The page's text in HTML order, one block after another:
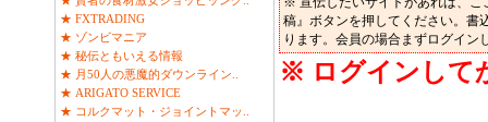
★ FXTRADING
★ ゾンビマニア
★ 秘伝ともいえる情報
★ 月50人の悪魔的ダウンライン..
★ ARIGATO SERVICE
★ コルクマット・ジョイントマッ..
稿』ボタンを押してください。書
ります。会員の場合まずログイン
※ ログインして